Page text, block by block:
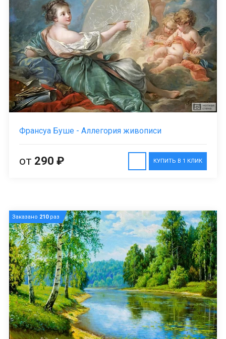
Франсуа Буше - Аллегория живописи
КУПИТЬ В 1 КЛИК
от 290 ₽
Заказано 210раз